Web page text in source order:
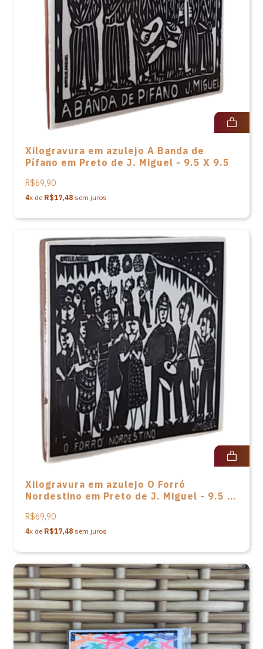
Xilogravura em azulejo A Banda de
Pífano em Preto de J. Miguel - 9.5 X 9.5
R$69,90
4x de R$17,48 sem juros
Xilogravura em azulejo O Forró
Nordestino em Preto de J. Miguel - 9.5 X
R$69,90
4x de R$17,48 sem juros